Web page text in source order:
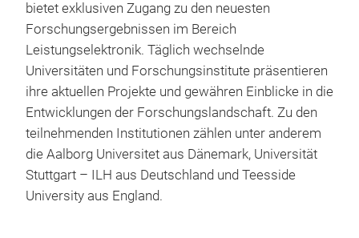
bietet exklusiven Zugang zu den neuesten
Forschungsergebnissen im Bereich
Leistungselektronik. Täglich wechselnde
Universitäten und Forschungsinstitute präsentieren
ihre aktuellen Projekte und gewähren Einblicke in die
Entwicklungen der Forschungslandschaft. Zu den
teilnehmenden Institutionen zählen unter anderem
die Aalborg Universitet aus Dänemark, Universität
Stuttgart – ILH aus Deutschland und Teesside
University aus England.